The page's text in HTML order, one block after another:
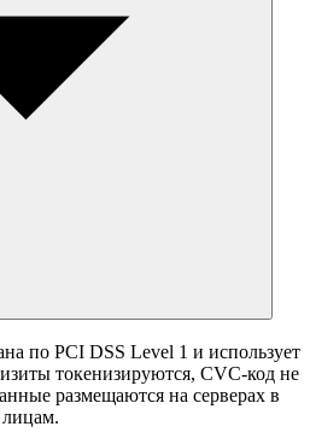
по PCI DSS Level 1 и использует
токенизируются, CVC-код не
размещаются на серверах в